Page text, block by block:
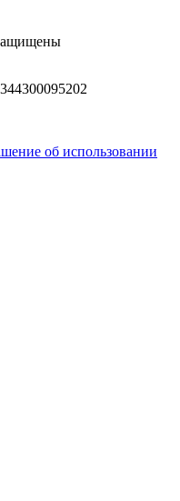
об использовании